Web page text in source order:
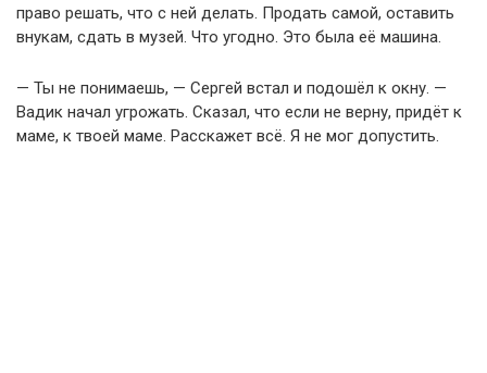
право решать, что с ней делать. Продать самой, оставить
внукам, сдать в музей. Что угодно. Это была её машина.
— Ты не понимаешь, — Сергей встал и подошёл к окну. —
Вадик начал угрожать. Сказал, что если не верну, придёт к
маме, к твоей маме. Расскажет всё. Я не мог допустить.